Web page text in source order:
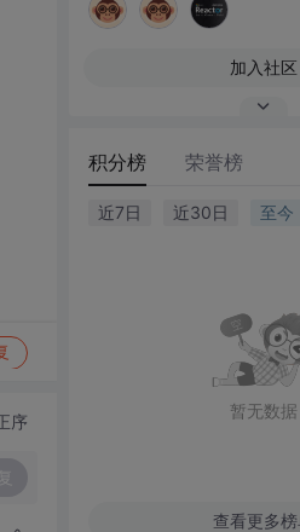
序
加入社区
积分榜 荣誉榜
近7日 近30日 至今
暂无数据
查看更多